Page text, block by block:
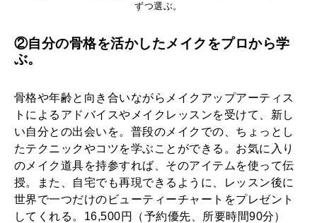
ずつ選ぶ。
②自分の骨格を活かしたメイクをプロから学
ぶ。
骨格や年齢と向き合いながらメイクアップアーティス
トによるアドバイスやメイクレッスンを受けて、新し
い自分との出会いを。普段のメイクでの、ちょっとし
たテクニックやコツを学ぶことができる。お気に入り
のメイク道具を持参すれば、そのアイテムを使って伝
授。また、自宅でも再現できるように、レッスン後に
世界で一つだけのビューティーチャートをプレゼント
してくれる。16,500円（予約優先、所要時間90分）